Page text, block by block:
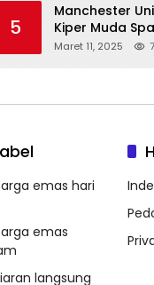
5
Manchester
Kiper Muda
Andre Onana
Maret 11, 2025
emas hari
emas
langsung